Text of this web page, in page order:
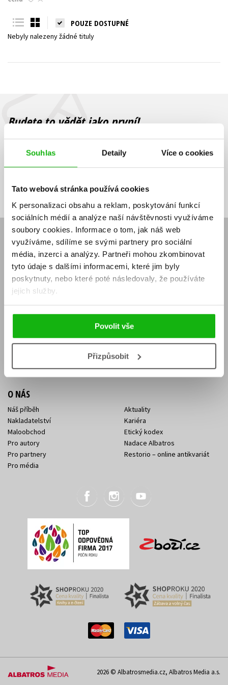
Souhlas Detaily Více o cookies
Tato webová stránka používá cookies
K personalizaci obsahu a reklam, poskytování funkcí
sociálních médií a analýze naší návštěvnosti využíváme
soubory cookies. Informace o tom, jak náš web
využíváme, sdílíme se svými partnery pro sociální
média, inzerci a analýzy. Partneři mohou zkombinovat
tyto údaje s dalšími informacemi, které jim byly
poskytnuty, nebo které poté následovaly, že používáte
jejich služby.
Povolit vše
Přizpůsobit
Young adult (SK)
Všechny tituly
POUZE DOSTUPNÉ
Nebyly nalezeny žádné tituly
Budete to vědět jako první!
Zajímá Vás, jaký knižní hit právě vychází, na jaké zboží je výhodná
sleva, jaká běží soutěž o ceny? Přihlášením k odběru našich e-
souhlasíte se zpracováním osobních údajů
mailová
adresa
mailová
adresa
Vaše e-mailová adresa Přihlásit se
E-SHOP
Aktuality
Naši autoři
Obchodní podmínky
Jak nakoupit
Knižní novinky
Dárkové poukazy
Affiliate program
KONTAKTY
Sídlo společnosti
Kontakty Albatros Media
O NÁS
Náš příběh
Nakladatelství
Maloobchod
Pro autory
Pro partnery
Pro média
Aktuality
Kariéra
Etický kodex
Nadace Albatros
Restorio – online antikvariát
2026 © Albatrosmedia.cz, Albatros Media a.s.